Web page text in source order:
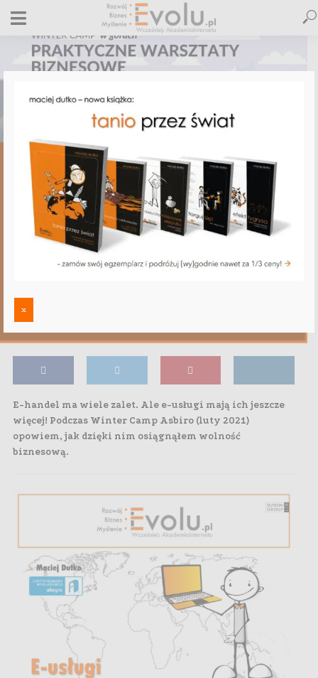
BIZNES E-BIZNES,ROZWÓJ OSOBISTY,TELEPRACA, WOLNOŚĆ,
ZARZĄDZANIE
Dlaczego e-usługi są lepsze od e-handlu?
Zapraszam na wykład podczas Winter
Camp Asbiro!
1 grudnia 2020 Dodaj komentarz Maciej Dutko 2 minut czytania
E-handel ma wiele zalet. Ale e-usługi mają ich jeszcze
więcej! Podczas Winter Camp Asbiro (luty 2021)
opowiem, jak dzięki nim osiągnąłem wolność
biznesową.
x